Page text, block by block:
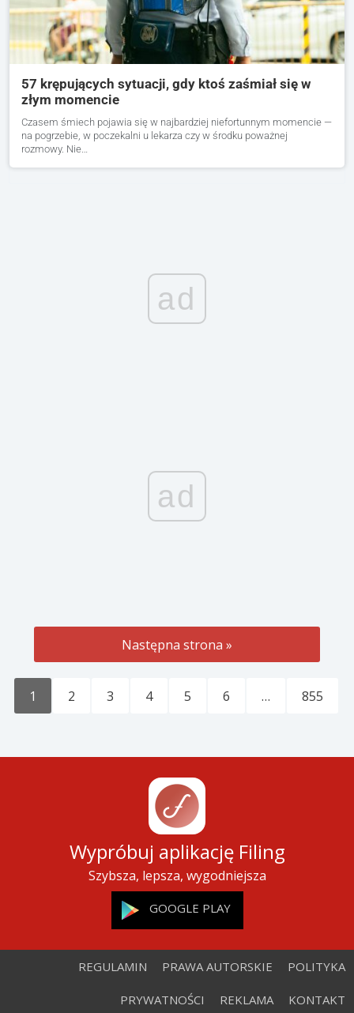
57 krępujących sytuacji, gdy ktoś zaśmiał się w
złym momencie
Czasem śmiech pojawia się w najbardziej niefortunnym momencie —
na pogrzebie, w poczekalni u lekarza czy w środku poważnej
rozmowy. Nie…
ad
ad
Następna strona »
1 2 3 4 5 6 … 855
Wypróbuj aplikację Filing
Szybsza, lepsza, wygodniejsza
GOOGLE PLAY
REGULAMIN PRAWA AUTORSKIE POLITYKA
PRYWATNOŚCI REKLAMA KONTAKT